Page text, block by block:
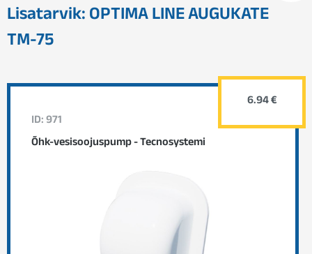
Lisatarvik: OPTIMA LINE AUGUKATE
TM-75
ID: 971
Õhk-vesisoojuspump - Tecnosystemi
6.94 €